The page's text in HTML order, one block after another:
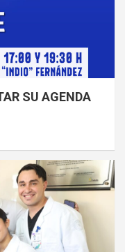
SU AGENDA